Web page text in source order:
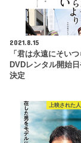
2021.8.15
「君は永遠にそいつ
DVDレンタル開始
決定
上映された